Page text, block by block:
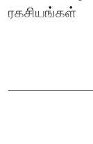
ரகசியங்கள்